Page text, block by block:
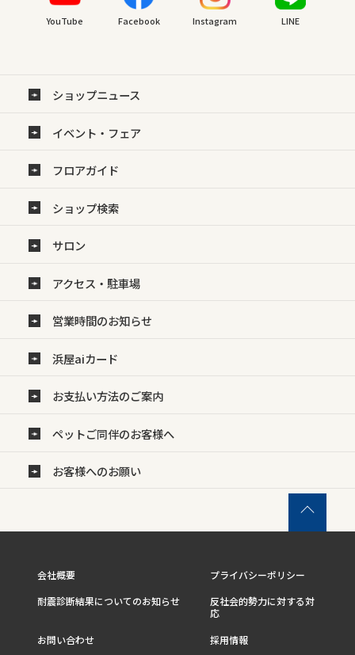
YouTube Facebook Instagram LINE
ショップニュース
イベント・フェア
フロアガイド
ショップ検索
サロン
アクセス・駐車場
営業時間のお知らせ
浜屋aiカード
お支払い方法のご案内
ペットご同伴のお客様へ
お客様へのお願い
会社概要
プライバシーポリシー
耐震診断結果についてのお知らせ
反社会的勢力に対する対
応
お問い合わせ
採用情報